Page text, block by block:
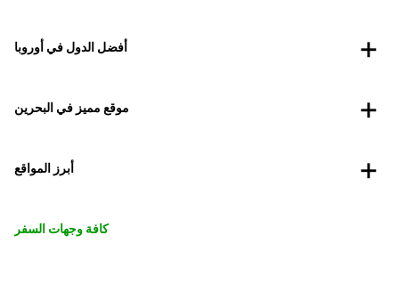
أفضل الدول في أوروبا
موقع مميز في البحرين
أبرز المواقع
كافة وجهات السفر